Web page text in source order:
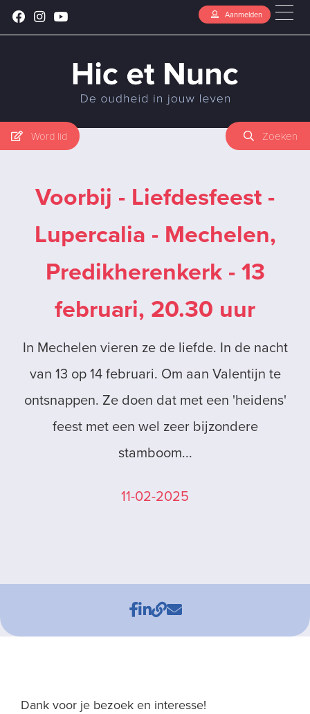
Aanmelden
Word lid Zoeken
Voorbij - Liefdesfeest -
Lupercalia - Mechelen,
Predikherenkerk - 13
februari, 20.30 uur
In Mechelen vieren ze de liefde. In de nacht
van 13 op 14 februari. Om aan Valentijn te
ontsnappen. Ze doen dat met een 'heidens'
feest met een wel zeer bijzondere
stamboom...
11-02-2025
Dank voor je bezoek en interesse!